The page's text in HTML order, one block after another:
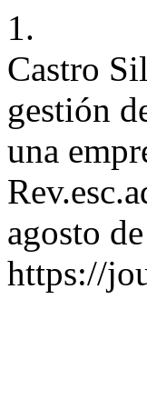
1.
Castro
gestión
una
agosto
https://